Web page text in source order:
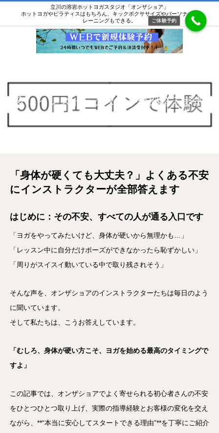
立川の溶岩ホットヨガスタジオ「オンザショア」
ホットヨガやピラティスはもちろん、キックボクササイズやパーソナルト
レーニングもできる。
安にインストラクターが全部答えます
「身体が硬くても大丈夫？」よくある不安にインストラクターが全部答えま
「身体が硬くても大丈夫？」よくある不安
にインストラクターが全部答えます
はじめに：その不安、すべての人が通る入口です
「ヨガをやってみたいけど、身体が硬いから無理かも…」
「レッスン中に自分だけポーズができなかったら恥ずかしい」
「周りがスイスイ動いている中で取り残されそう」
そんな声を、オンザショアのインストラクターたちは毎日のよう
に聞いています。
そして私たちは、こうお答えしています。
「むしろ、身体が硬い方こそ、ヨガを始める最高のタイミングで
すよ」
この記事では、オンザショアでよく寄せられる初心者さんの不安
をひとつひとつ取り上げ、実際の指導経験とお客様の変化を交え
ながら、**“本当に安心してスタートできる理由”**を丁寧にご紹介
ご体験予約